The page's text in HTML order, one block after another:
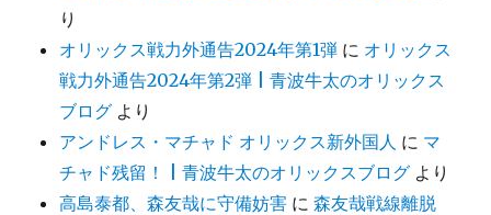
り
オリックス戦力外通告2024年第1弾 に オリックス
戦力外通告2024年第2弾 | 青波牛太のオリックス
ブログ より
アンドレス・マチャド オリックス新外国人 に マ
チャド残留！ | 青波牛太のオリックスブログ より
高島泰都、森友哉に守備妨害 に森友哉戦線離脱